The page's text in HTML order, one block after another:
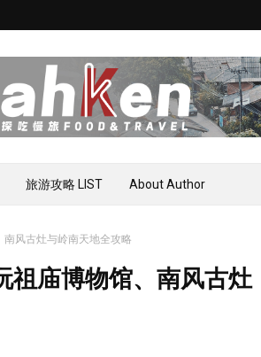
旅游攻略 LIST About Author
风古灶与岭南天地全攻略
祖庙博物馆、南风古灶